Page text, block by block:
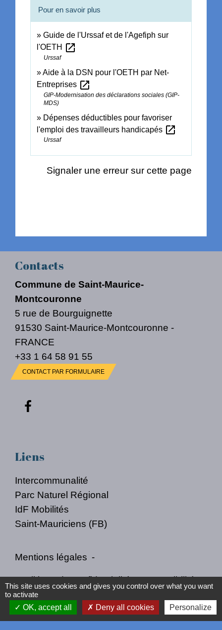
Pour en savoir plus
Guide de l'Urssaf et de l'Agefiph sur
l'OETH open_in_new
Urssaf
Aide à la DSN pour l'OETH par Net-
Entreprises open_in_new
GIP-Modernisation des déclarations sociales (GIP-
MDS)
Dépenses déductibles pour favoriser
l'emploi des travailleurs handicapés open_in_new
Urssaf
Signaler une erreur sur cette page
Contacts
Commune de Saint-Maurice-
Montcouronne
5 rue de Bourguignette
91530 Saint-Maurice-Montcouronne -
FRANCE
+33 1 64 58 91 55
CONTACT PAR FORMULAIRE
Liens
Intercommunalité
Parc Naturel Régional
IdF Mobilités
Saint-Mauriciens (FB)
Mentions légales -
Politique de confidentialité - Accessibilité -
Plan du site - Gestion des cookies
This site uses cookies and gives you control over what you want
to activate
OK, accept all
Deny all cookies Personalize